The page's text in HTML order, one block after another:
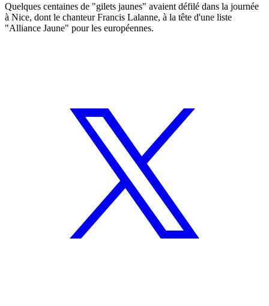
Quelques centaines de "gilets jaunes" avaient défilé dans la journée
à Nice, dont le chanteur Francis Lalanne, à la tête d'une liste
"Alliance Jaune" pour les européennes.